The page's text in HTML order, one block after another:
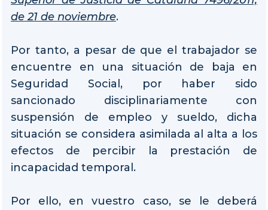
de 21 de noviembre.
Por tanto, a pesar de que el trabajador se
encuentre en una situación de baja en
Seguridad Social, por haber sido
sancionado disciplinariamente con
suspensión de empleo y sueldo, dicha
situación se considera asimilada al alta a los
efectos de percibir la prestación de
incapacidad temporal.
Por ello, en vuestro caso, se le deberá